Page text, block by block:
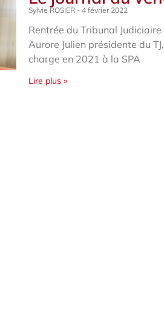
Sylvie ROSIER 4 février 2022
Rentrée du Tribunal
Aurore Julien présidente du
charge en 2021 à la SPA
Lire plus »